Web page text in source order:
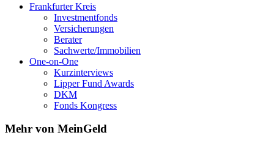
Frankfurter Kreis
Investmentfonds
Versicherungen
Berater
Sachwerte/Immobilien
One-on-One
Kurzinterviews
Lipper Fund Awards
DKM
Fonds Kongress
Mehr von MeinGeld